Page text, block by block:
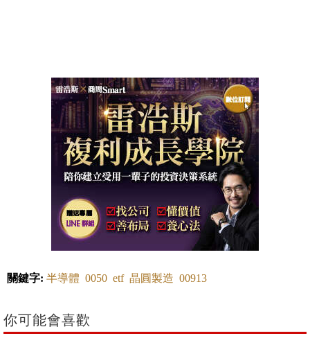
關鍵字: 半導體 0050 etf 晶圓製造 00913
你可能會喜歡